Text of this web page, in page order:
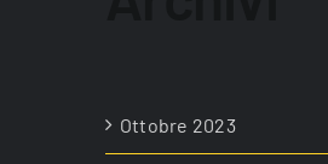
Ottobre 2023